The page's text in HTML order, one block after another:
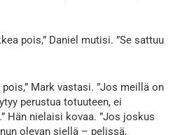
pois,” Daniel mutisi. ”Se sattuu
pois,” Mark vastasi. ”Jos meillä on
perustua totuuteen, ei
Hän nielaisi kovaa. ”Jos joskus
olevan siellä – pelissä,